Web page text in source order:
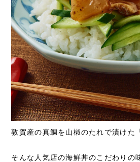
敦賀産の真鯛を山椒のたれで漬けた
そんな人気店の海鮮丼のこだわりの